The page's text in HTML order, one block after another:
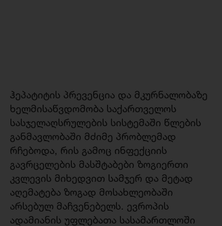
ჰეპატიტის პრევენცია და მკურნალობაზე
ხელმისაწვდომობა საქართველოს
სასჯელაღსრულების სისტემაში წლების
განმავლობაში მძიმე პრობლემად
რჩებოდა, რის გამოც ინფექციის
გავრცელების მასშტაბები ზოგიერთი
კვლევის მიხედვით სამჯერ და მეტად
აღემატება ზოგად მოსახლეობაში
არსებულ მაჩვენებელს. ევროპის
ადამიანის უფლებათა სასამართლოში